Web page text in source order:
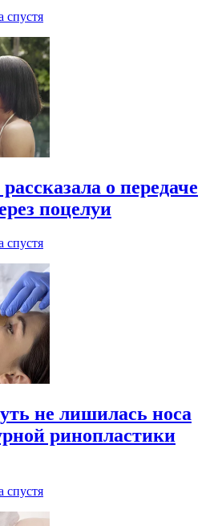
спустя
о передаче
поцелуи
спустя
не лишилась носа
ринопластики
спустя